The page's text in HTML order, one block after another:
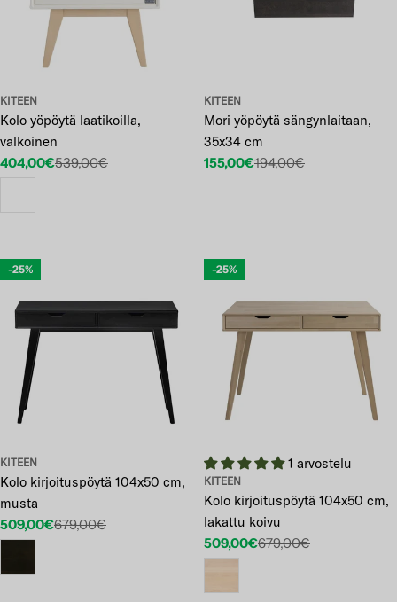
KITEEN
Kolo yöpöytä laatikoilla,
valkoinen
Etuhinta
404,00€
Normaalihinta
539,00€
KITEEN
Mori yöpöytä sängynlaitaan,
35x34 cm
Etuhinta
155,00€
Normaalihinta
194,00€
-25%
KITEEN
Kolo kirjoituspöytä 104x50 cm,
musta
Etuhinta
509,00€
Normaalihinta
679,00€
-25%
1 arvostelu
KITEEN
Kolo kirjoituspöytä 104x50 cm,
lakattu koivu
Etuhinta
509,00€
Normaalihinta
679,00€